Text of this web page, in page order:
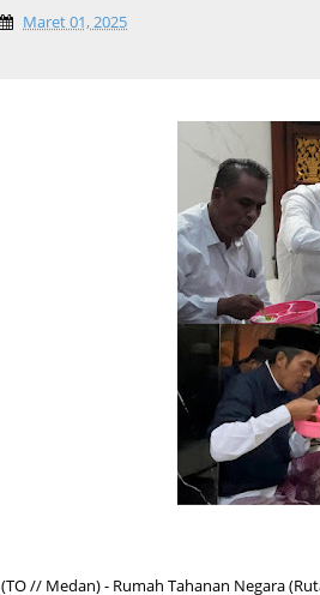
Maret 01, 2025
(TO // Medan) - Rumah Tahanan Negara